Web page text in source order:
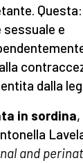
e
dalla
in sordina
and